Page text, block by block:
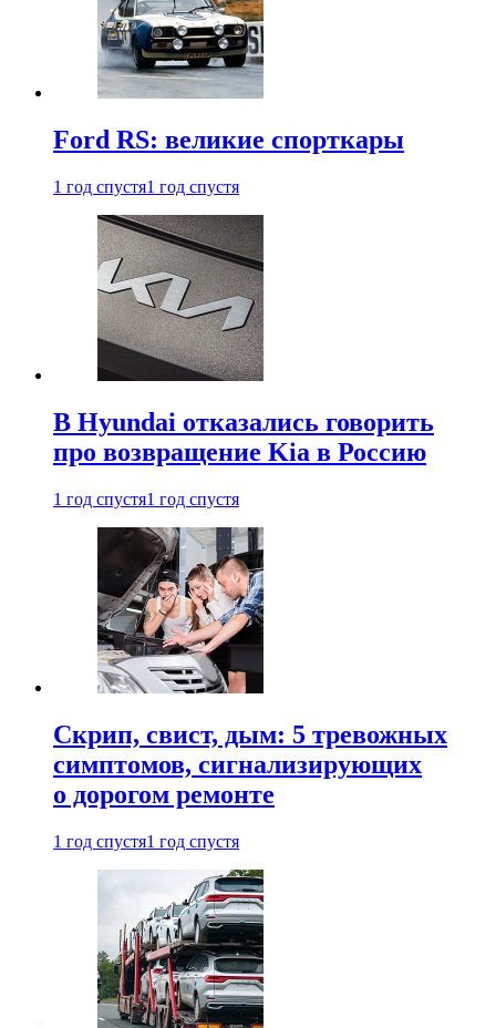
Ford RS: великие спорткары
1 год спустя1 год спустя
В Hyundai отказались говорить
про возвращение Kia в Россию
1 год спустя1 год спустя
Скрип, свист, дым: 5 тревожных
симптомов, сигнализирующих
о дорогом ремонте
1 год спустя1 год спустя